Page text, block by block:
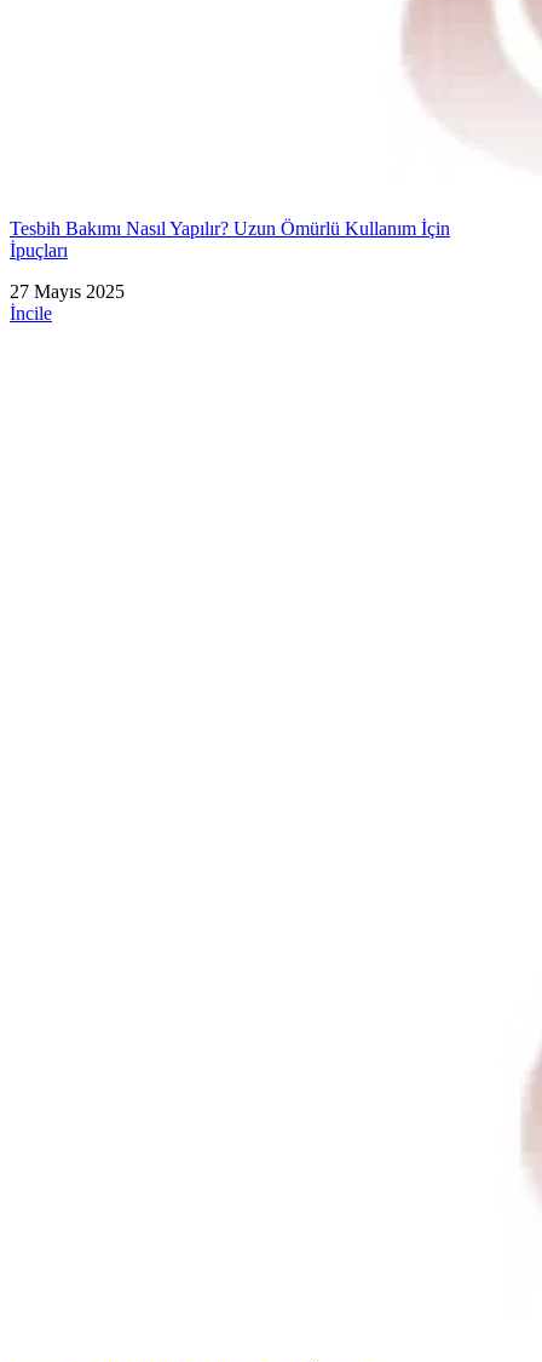
Tesbih Bakımı Nasıl Yapılır? Uzun Ömürlü Kullanım İçin
İpuçları
27 Mayıs 2025
İncile